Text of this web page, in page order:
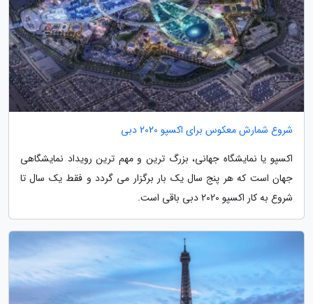
شروع شمارش معکوس برای اکسپو 2020 دبی
اکسپو یا نمایشگاه جهانی، بزرگ ترین و مهم ترین رویداد نمایشگاهی
جهان است که هر پنج سال یک بار برگزار می گردد و فقط یک سال تا
شروع به کار اکسپو 2020 دبی باقی است.